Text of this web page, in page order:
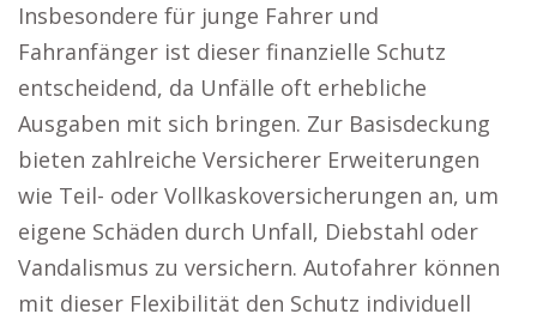
Insbesondere für junge Fahrer und
Fahranfänger ist dieser finanzielle Schutz
entscheidend, da Unfälle oft erhebliche
Ausgaben mit sich bringen. Zur Basisdeckung
bieten zahlreiche Versicherer Erweiterungen
wie Teil- oder Vollkaskoversicherungen an, um
eigene Schäden durch Unfall, Diebstahl oder
Vandalismus zu versichern. Autofahrer können
mit dieser Flexibilität den Schutz individuell